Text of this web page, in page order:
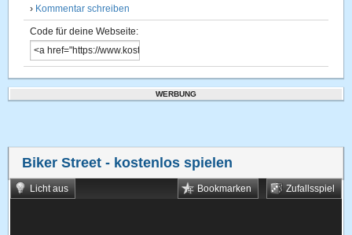
› Kommentar schreiben
Code für deine Webseite:
WERBUNG
Biker Street - kostenlos spielen
Licht aus Zufallsspiel
Bookmarken